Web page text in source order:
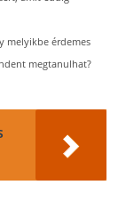
melyikbe érdemes
megtanulhat?